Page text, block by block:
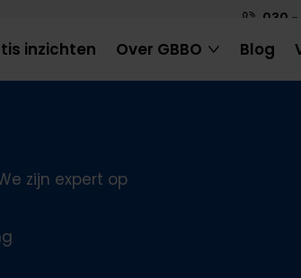
030 -
inzichten Over GBBO Blog
zijn expert op